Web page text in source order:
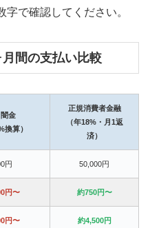
で確認してください。
月間の支払い比較
金
換算）
正規消費者金融
（年18%・月1返
済）
円 50,000円
円〜 約750円〜
円〜 約4,500円